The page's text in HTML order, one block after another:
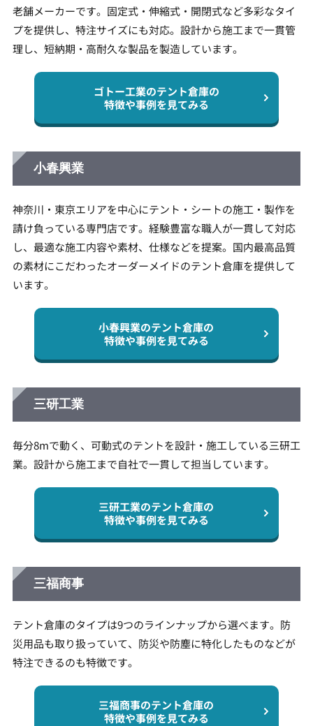
老舗メーカーです。固定式・伸縮式・開閉式など多彩なタイ
プを提供し、特注サイズにも対応。設計から施工まで一貫管
理し、短納期・高耐久な製品を製造しています。
ゴトー工業のテント倉庫の
特徴や事例を見てみる
小春興業
神奈川・東京エリアを中心にテント・シートの施工・製作を
請け負っている専門店です。経験豊富な職人が一貫して対応
し、最適な施工内容や素材、仕様などを提案。国内最高品質
の素材にこだわったオーダーメイドのテント倉庫を提供して
います。
小春興業のテント倉庫の
特徴や事例を見てみる
三研工業
毎分8mで動く、可動式のテントを設計・施工している三研工
業。設計から施工まで自社で一貫して担当しています。
三研工業のテント倉庫の
特徴や事例を見てみる
三福商事
テント倉庫のタイプは9つのラインナップから選べます。防
災用品も取り扱っていて、防災や防塵に特化したものなどが
特注できるのも特徴です。
三福商事のテント倉庫の
特徴や事例を見てみる